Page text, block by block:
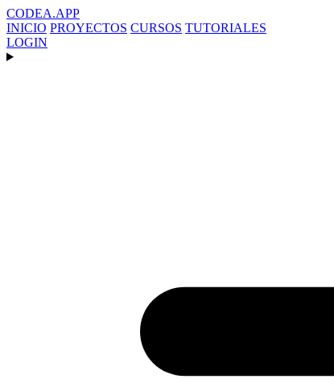
CODEA.APP
INICIO PROYECTOS CURSOS TUTORIALES
LOGIN